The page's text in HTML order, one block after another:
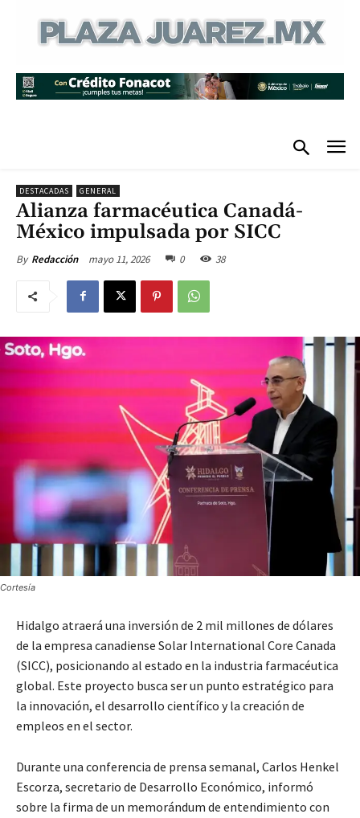
DESTACADAS GENERAL
Alianza farmacéutica Canadá-
México impulsada por SICC
By Redacción mayo 11, 2026 0 38
Cortesía
Hidalgo atraerá una inversión de 2 mil millones de dólares
de la empresa canadiense Solar International Core Canada
(SICC), posicionando al estado en la industria farmacéutica
global. Este proyecto busca ser un punto estratégico para
la innovación, el desarrollo científico y la creación de
empleos en el sector.
Durante una conferencia de prensa semanal, Carlos Henkel
Escorza, secretario de Desarrollo Económico, informó
sobre la firma de un memorándum de entendimiento con